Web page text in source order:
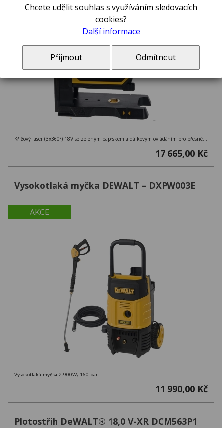
Křížový laser (3x360°) 18V se zeleným paprskem a dálkovým ovládáním pro přesné nastavení až na 100 m, přesnost ± 0,3 mm/m
17 665,00 Kč
AKCE
Vysokotlaká myčka DEWALT – DXPW003E
Vysokotlaká myčka 2.900W, 160 bar
11 990,00 Kč
Plotostřih DeWALT® 18,0 V-XR DCM563P1
Chcete udělit souhlas s využíváním sledovacích
cookies?
Další informace
Přijmout Odmítnout